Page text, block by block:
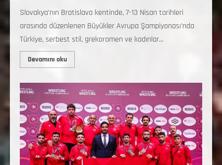
Slovakya’nın Bratislava kentinde, 7-13 Nisan tarihleri
arasında düzenlenen Büyükler Avrupa Şampiyonası’nda
Türkiye, serbest stil, grekoromen ve kadınlar...
Devamını oku